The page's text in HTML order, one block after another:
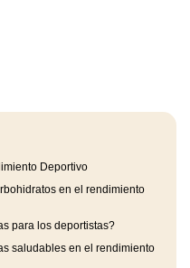
Deportivo
en el rendimiento
para los deportistas?
saludables en el rendimiento